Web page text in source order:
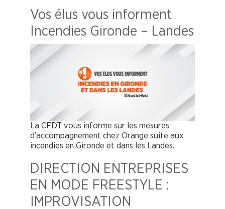
Vos élus vous informent
Incendies Gironde – Landes
La CFDT vous informe sur les mesures
d’accompagnement chez Orange suite aux
incendies en Gironde et dans les Landes.
DIRECTION ENTREPRISES
EN MODE FREESTYLE :
IMPROVISATION